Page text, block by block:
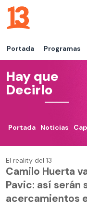
Portada Programas
Hay que
Decirlo
Portada Noticias
El reality del 13
Camilo Huerta
Pavic: así serán
acercamientos